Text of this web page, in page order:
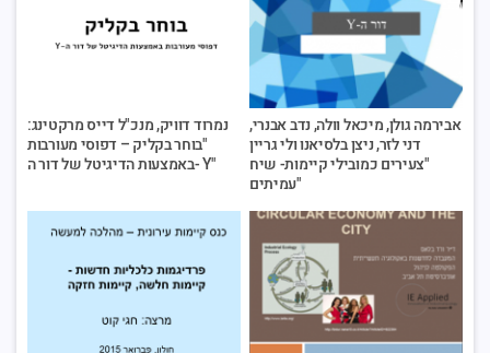
נמרוד דוויק, מנכ"ל דייס מרקטינג:
"בוחר בקליק – דפוסי מעורבות
באמצעות הדיגיטל של דור ה- Y"
אבירמה גולן, מיכאל וולה, נדב אבנרי,
דני לזר, ניצן בלסיאנו ולי גריין
"צעירים כמובילי קיימות- שיח
עמיתים"